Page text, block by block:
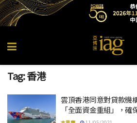
Tag:香港
雲頂香港同意對貸款機
「全面資金重組」，確